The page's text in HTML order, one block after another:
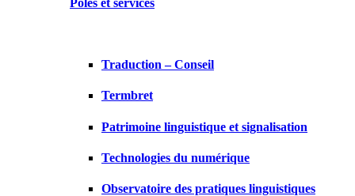
Traduction – Conseil
Termbret
Patrimoine linguistique et signalisation
Technologies du numérique
Observatoire des pratiques linguistiques